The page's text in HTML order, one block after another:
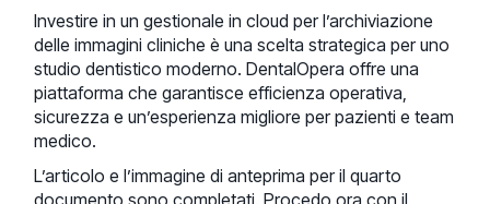
Investire in un gestionale in cloud per l’archiviazione
delle immagini cliniche è una scelta strategica per uno
studio dentistico moderno. DentalOpera offre una
piattaforma che garantisce efficienza operativa,
sicurezza e un’esperienza migliore per pazienti e team
medico.
L’articolo e l’immagine di anteprima per il quarto